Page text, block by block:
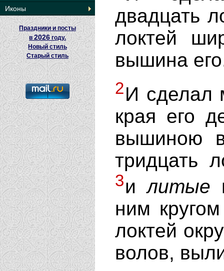
Иконы
Праздники и посты
в2026 году.
Новый стиль
Старый стиль
двадцать
локтей
вышина
2И сделал
края его
вышиною
тридцать
3илитые
ним
локтей
волов,